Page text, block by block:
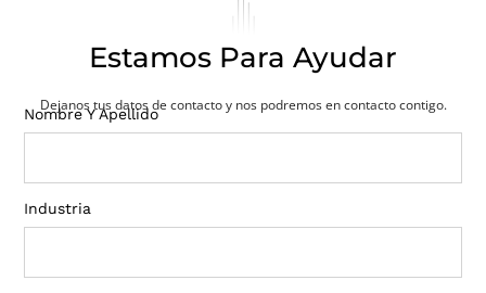
Estamos Para Ayudar
Dejanos tus datos de contacto y nos podremos en contacto contigo.
Nombre Y Apellido
Industria